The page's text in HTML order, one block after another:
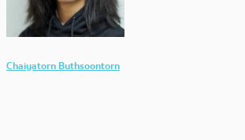
Chaiyatorn Buthsoontorn